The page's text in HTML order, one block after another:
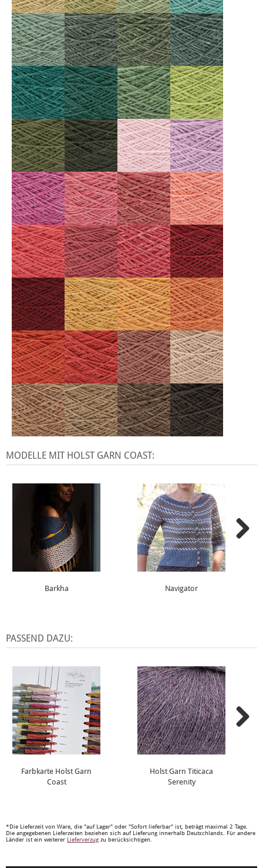
MODELLE MIT HOLST GARN COAST:
Barkha Navigator
PASSEND DAZU:
Farbkarte Holst Garn
Coast
Holst Garn Titicaca
Serenity
*Die Lieferzeit von Ware, die "auf Lager" oder "Sofort lieferbar" ist, beträgt maximal 2 Tage.
Die angegebenen Lieferzeiten beziehen sich auf Lieferung innerhalb Deutschlands. Für andere
Länder ist ein weiterer Lieferverzug zu berücksichtigen.